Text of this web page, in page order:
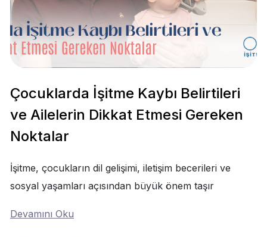
Çocuklarda İşitme Kaybı Belirtileri
ve Ailelerin Dikkat Etmesi Gereken
Noktalar
İşitme, çocukların dil gelişimi, iletişim becerileri ve
sosyal yaşamları açısından büyük önem taşır
Devamını Oku